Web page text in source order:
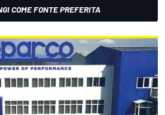
COME FONTE PREFERITA